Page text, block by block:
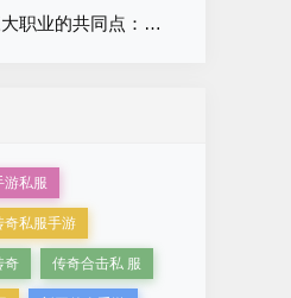
：玩了这么多年你可能没发现
游私服
奇私服手游
奇 传奇合击私 服